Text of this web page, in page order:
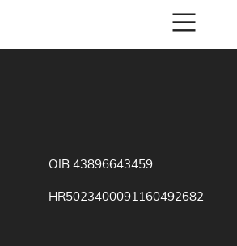
OIB 43896643459
HR5023400091160492682